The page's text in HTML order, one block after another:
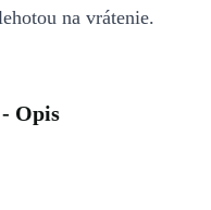
na vrátenie.
Opis